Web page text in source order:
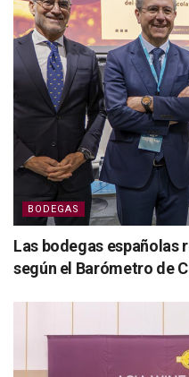
BODEGAS
Las bodegas españolas
según el Barómetro de